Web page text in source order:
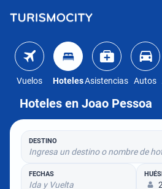
Vuelos HotelesAsistencias Autos
Hoteles en Joao Pessoa
DESTINO
Ingresa un destino o nombre de
FECHAS
Ida y Vuelta